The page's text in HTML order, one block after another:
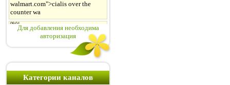
Для добавления необходима
авторизация
Категории каналов